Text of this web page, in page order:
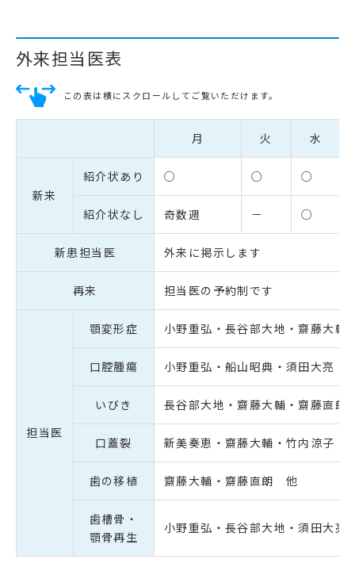
外来担当医表
この表は横にスクロールしてご覧いただけます。
月 火 水
新来
紹介状あり ○ ○ ○
紹介状なし 奇数週 － ○
新患担当医 外来に掲示します
再来 担当医の予約制です
担当医
顎変形症 小野重弘・長谷部大地・齋藤大
口腔腫瘍 小野重弘・船山昭典・須田大亮
いびき 長谷部大地・齋藤大輔・齋藤直
口蓋裂 新美奏恵・齋藤大輔・竹内涼子
歯の移植 齋藤大輔・齋藤直朗 他
歯槽骨・
顎骨再生
小野重弘・長谷部大地・須田大